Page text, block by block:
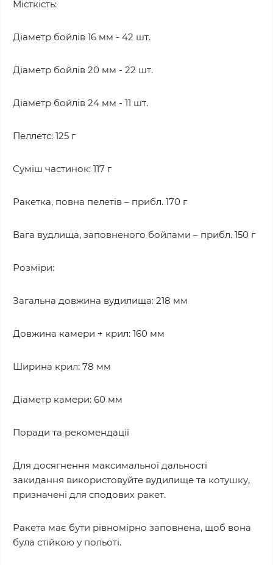
Місткість:
Діаметр бойлів 16 мм - 42 шт.
Діаметр бойлів 20 мм - 22 шт.
Діаметр бойлів 24 мм - 11 шт.
Пеллетс: 125 г
Суміш частинок: 117 г
Ракетка, повна пелетів – прибл. 170 г
Вага вудлища, заповненого бойлами – прибл. 150 г
Розміри:
Загальна довжина вудилища: 218 мм
Довжина камери + крил: 160 мм
Ширина крил: 78 мм
Діаметр камери: 60 мм
Поради та рекомендації
Для досягнення максимальної дальності
закидання використовуйте вудилище та котушку,
призначені для сподових ракет.
Ракета має бути рівномірно заповнена, щоб вона
була стійкою у польоті.